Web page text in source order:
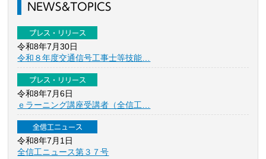
NEWS&TOPICS
プレス・リリース
令和8年7月30日
令和８年度交通信号工事士等技能…
プレス・リリース
令和8年7月6日
ｅラーニング講座受講者（全信工…
全信工ニュース
令和8年7月1日
全信工ニュース第３７号